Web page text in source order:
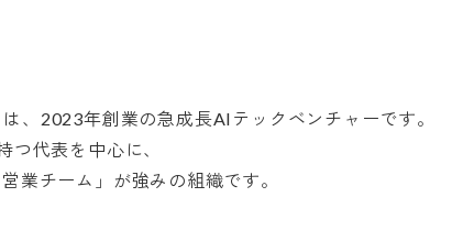
、2023年創業の急成長AIテックベンチャーです。
つ代表を中心に、
業チーム」が強みの組織です。